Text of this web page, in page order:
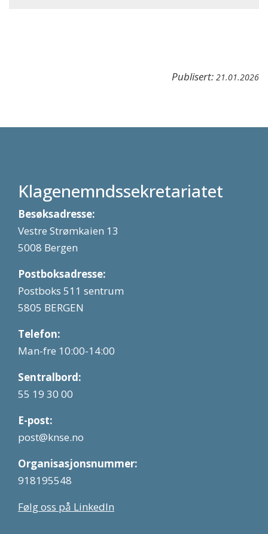
Publisert: 21.01.2026
Klagenemndssekretariatet
Besøksadresse:
Vestre Strømkaien 13
5008 Bergen
Postboksadresse:
Postboks 511 sentrum
5805 BERGEN
Telefon:
Man-fre 10:00-14:00
Sentralbord:
55 19 30 00
E-post:
post@knse.no
Organisasjonsnummer:
918195548
Følg oss på LinkedIn